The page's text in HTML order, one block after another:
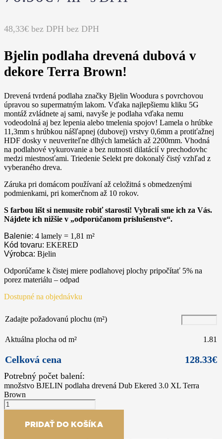
48,33€ bez DPH bez DPH
Bjelin podlaha drevená dubová v
dekore Terra Brown!
Drevená tvrdená podlaha značky Bjelin Woodura s povrchovou
úpravou so supermatným lakom. Vďaka najlepšiemu kliku 5G
montáž zvládnete aj sami, navyše je podlaha vďaka nemu
vodeodolná aj bez lepenia alebo tmelenia spojov! Lamela o hrúbke
11,3mm s hrúbkou nášľapnej (dubovej) vrstvy 0,6mm a protiťažnej
HDF dosky v neuveriteľne dlhých lamelách až 2200mm. Vhodná
na podlahové vykurovanie a bez nutnosti dilatácií v prechodovhc
medzi miestnosťami. Triedenie Selekt pre dokonalý čistý vzhľad z
vyberaného dreva.
Záruka pri domácom používaní až celožitná s obmedzenými
podmienkami, pri komerčnom až 10 rokov.
S farbou líšt si nemusíte robiť starosti! Vybrali sme ich za Vás.
Nájdete ich nižšie v „odporúčanom príslušenstve“.
Balenie: 4 lamely = 1,81 m²
Kód tovaru: EKERED
Výrobca: Bjelin
Odporúčame k čistej miere podlahovej plochy pripočítať 5% na
porez materiálu – odpad
Dostupné na objednávku
Zadajte požadovanú plochu (m²)
Aktuálna plocha od m² 1.81
Celková cena 128.33€
množstvo BJELIN podlaha drevená Dub Ekered 3.0 XL Terra
Brown
PRIDAŤ DO KOŠÍKA